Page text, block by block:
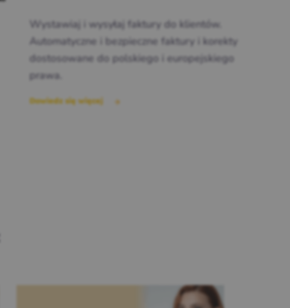
Wystawiaj i wysyłaj faktury do klientów.
Automatyczne i bezpieczne faktury i korekty
dostosowane do polskiego i europejskiego
prawa.
Dowiedz się więcej